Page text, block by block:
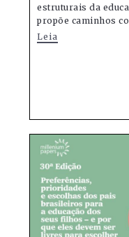
estruturais da
propõe caminhos
Leia